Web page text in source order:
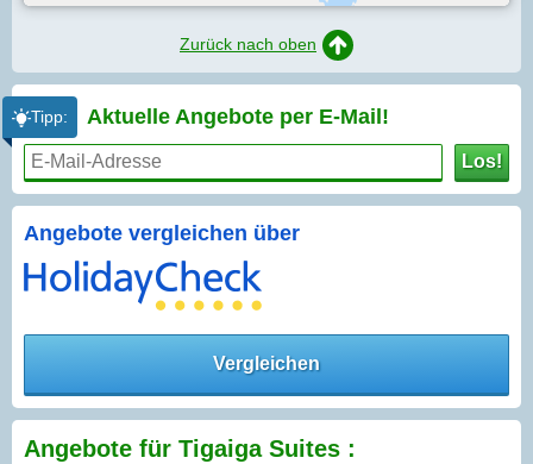
Zurück nach oben
Tipp: Aktuelle Angebote per E-Mail!
Los!
Angebote vergleichen über
Vergleichen
Angebote für Tigaiga Suites :